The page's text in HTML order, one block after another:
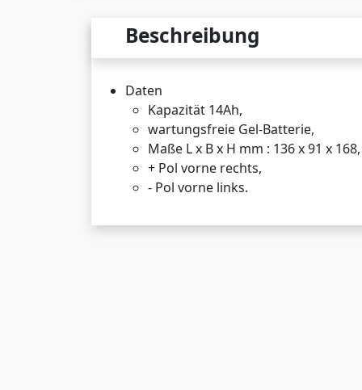
Beschreibung
Daten
Kapazität 14Ah,
wartungsfreie Gel-Batterie,
Maße L x B x H mm : 136 x 91 x 168,
+ Pol vorne rechts,
- Pol vorne links.